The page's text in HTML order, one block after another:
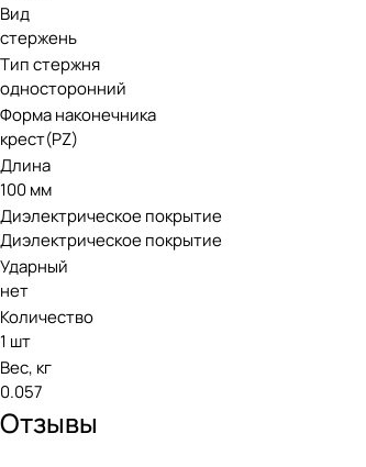
Вид
стержень
Тип стержня
односторонний
Форма наконечника
крест(PZ)
Длина
100 мм
Диэлектрическое покрытие
Диэлектрическое покрытие
Ударный
нет
Количество
1 шт
Вес, кг
0.057
Отзывы